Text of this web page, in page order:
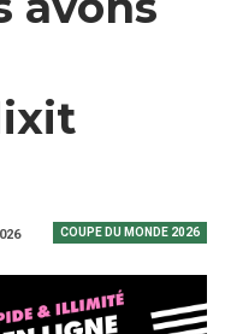
COUPE DU MONDE 2026